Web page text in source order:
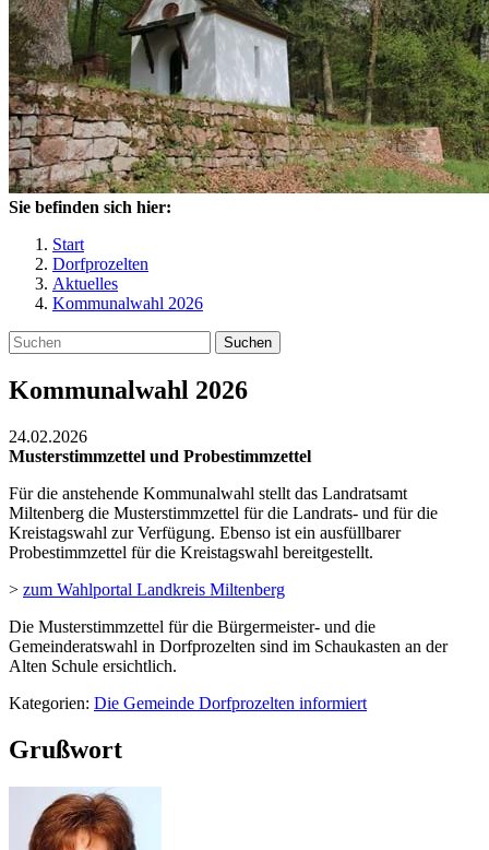
Sie befinden sich hier:
Start
Dorfprozelten
Aktuelles
Kommunalwahl 2026
Suchen
Kommunalwahl 2026
24.02.2026
Musterstimmzettel und Probestimmzettel
Für die anstehende Kommunalwahl stellt das Landratsamt
Miltenberg die Musterstimmzettel für die Landrats- und für die
Kreistagswahl zur Verfügung. Ebenso ist ein ausfüllbarer
Probestimmzettel für die Kreistagswahl bereitgestellt.
> zum Wahlportal Landkreis Miltenberg
Die Musterstimmzettel für die Bürgermeister- und die
Gemeinderatswahl in Dorfprozelten sind im Schaukasten an der
Alten Schule ersichtlich.
Kategorien: Die Gemeinde Dorfprozelten informiert
Grußwort